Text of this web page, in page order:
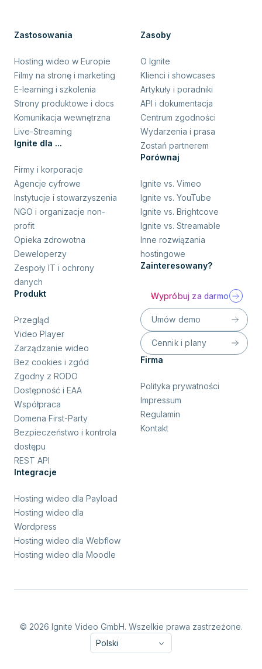
Zastosowania
Hosting wideo w Europie
Filmy na stronę i marketing
E-learning i szkolenia
Strony produktowe i docs
Komunikacja wewnętrzna
Live-Streaming
Ignite dla ...
Firmy i korporacje
Agencje cyfrowe
Instytucje i stowarzyszenia
NGO i organizacje non-
profit
Opieka zdrowotna
Deweloperzy
Zespoły IT i ochrony
danych
Produkt
Przegląd
Video Player
Zarządzanie wideo
Bez cookies i zgód
Zgodny z RODO
Dostępność i EAA
Współpraca
Domena First-Party
Bezpieczeństwo i kontrola
dostępu
REST API
Integracje
Hosting wideo dla Payload
Hosting wideo dla
Wordpress
Hosting wideo dla Webflow
Hosting wideo dla Moodle
Zasoby
O Ignite
Klienci i showcases
Artykuły i poradniki
API i dokumentacja
Centrum zgodności
Wydarzenia i prasa
Zostań partnerem
Porównaj
Ignite vs. Vimeo
Ignite vs. YouTube
Ignite vs. Brightcove
Ignite vs. Streamable
Inne rozwiązania
hostingowe
Zainteresowany?
Wypróbuj za darmo
Umów demo
Cennik i plany
Firma
Polityka prywatności
Impressum
Regulamin
Kontakt
© 2026 Ignite Video GmbH. Wszelkie prawa zastrzeżone.
Polski